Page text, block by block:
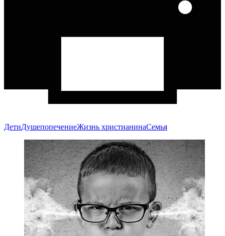
ДетиДушепопечениеЖизнь христианинаСемья